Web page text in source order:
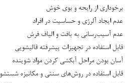
برخوداری از رایحه و بوی خوش
عدم ایجاد آلرژی و حساسیت در افراد
عدم آسیب‌رسانی به بافت و الیاف فرش
قابل استفاده در تجهیزات پیشرفته قالیشویی
آسان بودن مراحل آبکشی کردن مواد شوینده
قابل استفاده در روش‌های سنتی و مکانیزه شستشو